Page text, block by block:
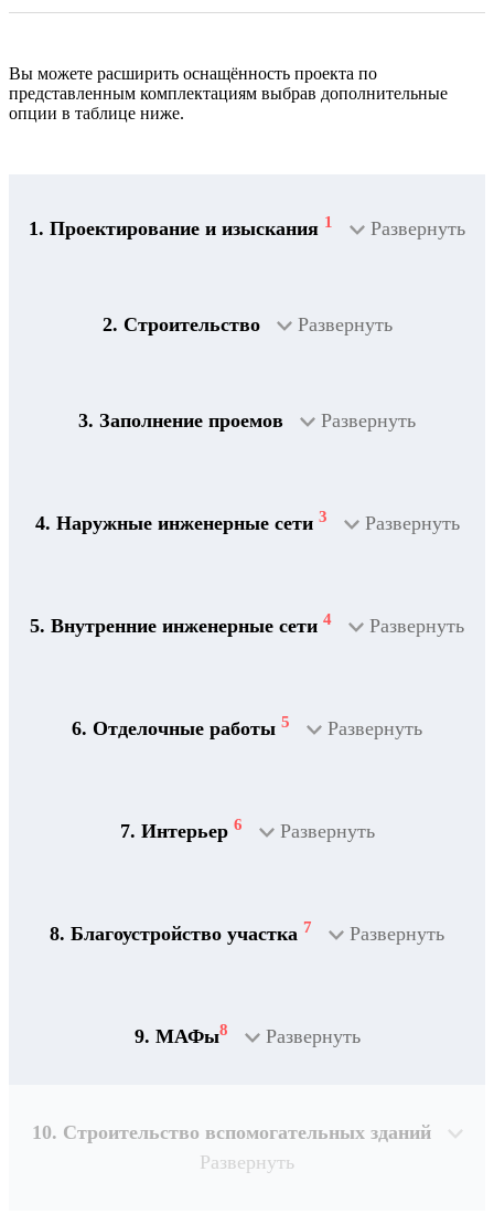
Вы можете расширить оснащённость проекта по
представленным комплектациям выбрав дополнительные
опции в таблице ниже.
1. Проектирование и изыскания 1 Развернуть
2. Строительство Развернуть
3. Заполнение проемов Развернуть
4. Наружные инженерные сети 3 Развернуть
5. Внутренние инженерные сети 4 Развернуть
6. Отделочные работы 5 Развернуть
7. Интерьер 6 Развернуть
8. Благоустройство участка 7 Развернуть
9. МАФы8 Развернуть
10. Строительство вспомогательных зданий
Развернуть